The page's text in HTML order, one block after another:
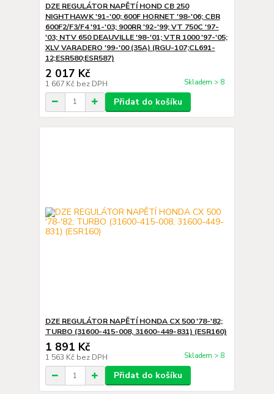
DZE REGULÁTOR NAPĚTÍ HOND CB 250
NIGHTHAWK '91-'00; 600F HORNET '98-'06; CBR
600F2/F3/F4 '91-'03; 900RR '92-'99; VT 750C '97-
'03; NTV 650 DEAUVILLE '98-'01; VTR 1000 '97-'05;
XLV VARADERO '99-'00 (35A) (RGU-107;CL691-
12;ESR580;ESR587)
2 017 Kč
1 667 Kč bez DPH Skladem > 8
Přidat do košíku
DZE REGULÁTOR NAPĚTÍ HONDA CX 500 '78-'82;
TURBO (31600-415-008, 31600-449-831) (ESR160)
1 891 Kč
1 563 Kč bez DPH Skladem > 8
Přidat do košíku